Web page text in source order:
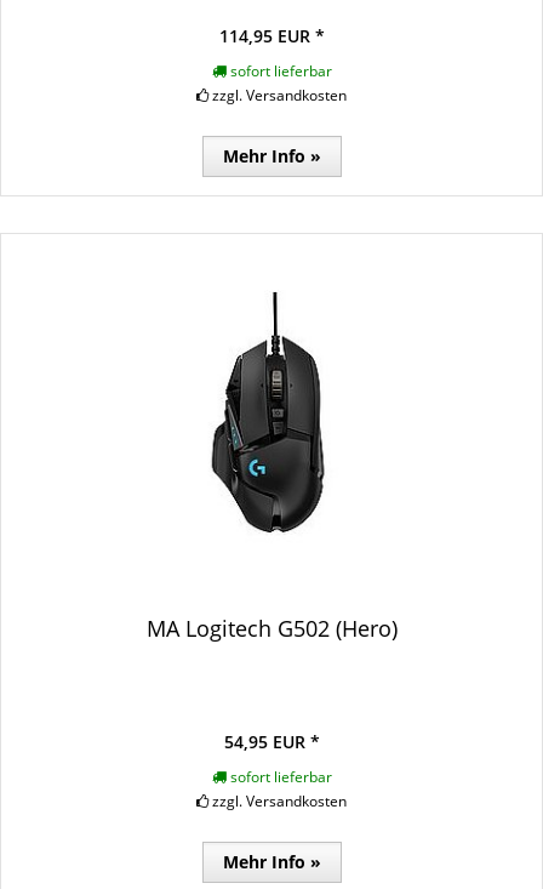
114,95 EUR *
sofort lieferbar
zzgl. Versandkosten
Mehr Info »
MA Logitech G502 (Hero)
54,95 EUR *
sofort lieferbar
zzgl. Versandkosten
Mehr Info »